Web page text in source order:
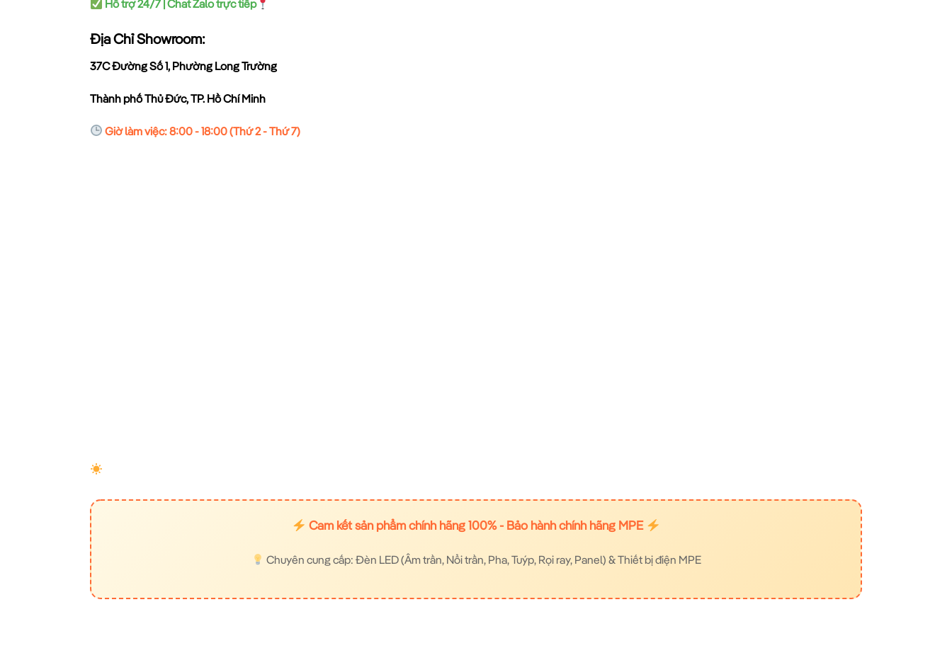
Hỗ trợ 24/7 | Chat Zalo trực tiếp
Địa Chỉ Showroom:
37C Đường Số 1, Phường Long Trường
Thành phố Thủ Đức, TP. Hồ Chí Minh
Giờ làm việc: 8:00 - 18:00 (Thứ 2 - Thứ 7)
Cam kết sản phẩm chính hãng 100% - Bảo hành chính hãng MPE
Chuyên cung cấp: Đèn LED (Âm trần, Nổi trần, Pha, Tuýp, Rọi ray, Panel) & Thiết bị điện MPE